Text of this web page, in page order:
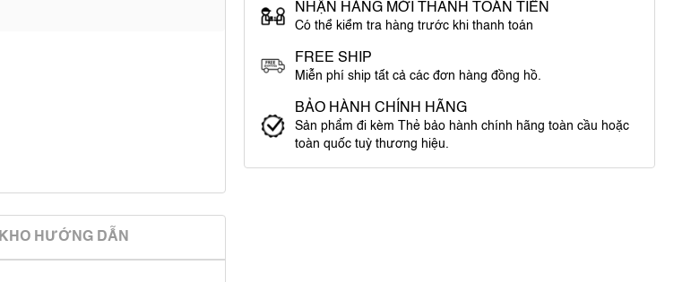
KHO HƯỚNG DẪN
NHẬN HÀNG MỚI THANH TOÁN TIỀN
Có thể kiểm tra hàng trước khi thanh toán
FREE SHIP
Miễn phí ship tất cả các đơn hàng đồng hồ.
BẢO HÀNH CHÍNH HÃNG
Sản phẩm đi kèm Thẻ bảo hành chính hãng toàn cầu hoặc
toàn quốc tuỳ thương hiệu.